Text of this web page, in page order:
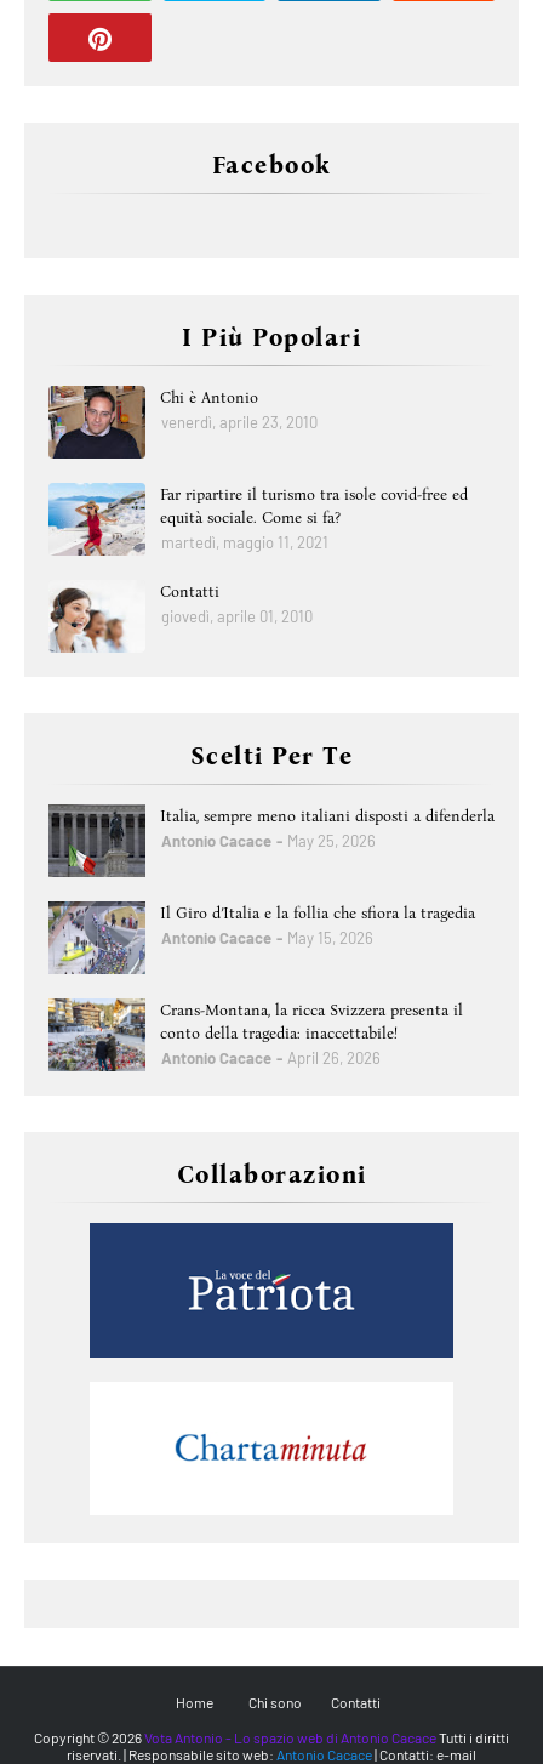
Facebook
I Più Popolari
Chi è Antonio
venerdì, aprile 23, 2010
Far ripartire il turismo tra isole covid-free ed
equità sociale. Come si fa?
martedì, maggio 11, 2021
Contatti
giovedì, aprile 01, 2010
Scelti Per Te
Italia, sempre meno italiani disposti a difenderla
Antonio Cacace May 25, 2026
Il Giro d’Italia e la follia che sfiora la tragedia
Antonio Cacace May 15, 2026
Crans-Montana, la ricca Svizzera presenta il
conto della tragedia: inaccettabile!
Antonio Cacace April 26, 2026
Collaborazioni
Home Chi sono Contatti
Copyright ©2026Vota Antonio - Lo spazio web di Antonio CacaceTutti i diritti
riservati. | Responsabile sito web: Antonio Cacace| Contatti: e-mail